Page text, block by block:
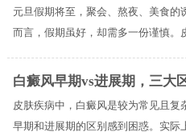
元旦假期将至，聚会、熬夜、美食
而言，假期虽好，却需多一份谨慎。
白癜风早期vs进展期，三大
皮肤疾病中，白癜风是较为常见且
早期和进展期的区别感到困惑。实际